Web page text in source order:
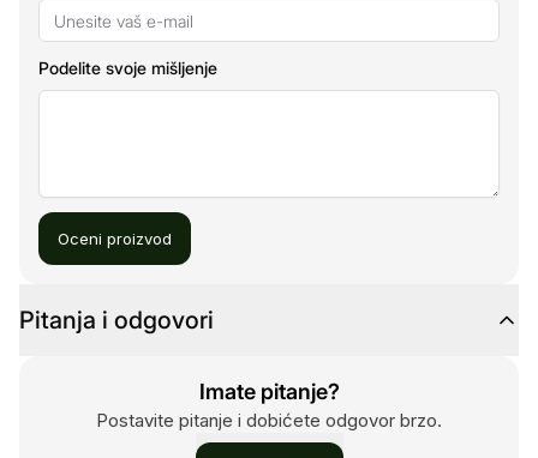
Podelite svoje mišljenje
Oceni proizvod
Pitanja i odgovori
Imate pitanje?
Postavite pitanje i dobićete odgovor brzo.